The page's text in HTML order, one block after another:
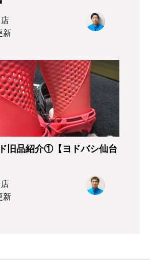
新
旧品紹介①【ヨドバシ仙台
新